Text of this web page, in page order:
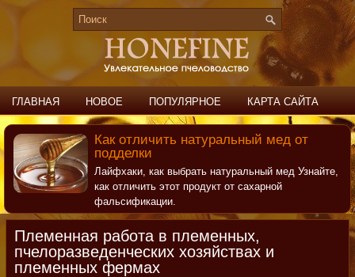
ГЛАВНАЯ НОВОЕ ПОПУЛЯРНОЕ КАРТА САЙТА
ПОИСК КОНТАКТЫ
Как отличить натуральный мед от
подделки
Лайфхаки, как выбрать натуральный мед Узнайте,
как отличить этот продукт от сахарной
фальсификации.
Племенная работа в племенных,
пчелоразведенческих хозяйствах и
племенных фермах